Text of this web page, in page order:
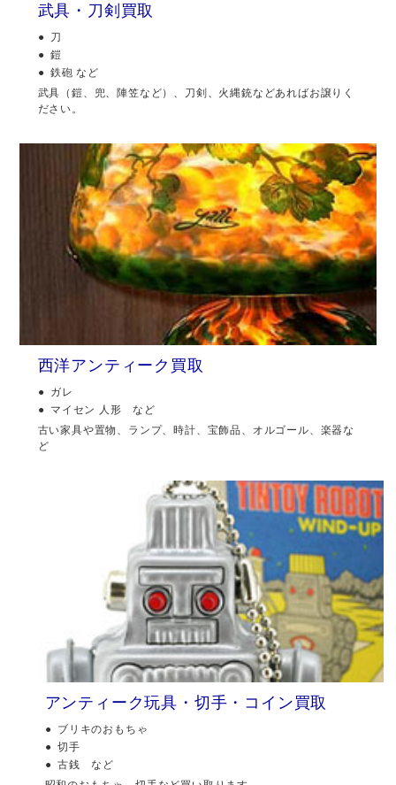
武具・刀剣買取
刀
鎧
鉄砲 など
武具（鎧、兜、陣笠など）、刀剣、火縄銃などあればお譲りく
ださい。
西洋アンティーク買取
ガレ
マイセン 人形 など
古い家具や置物、ランプ、時計、宝飾品、オルゴール、楽器な
ど
アンティーク玩具・切手・コイン買取
ブリキのおもちゃ
切手
古銭 など